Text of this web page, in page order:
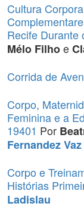
Cultura
Recife Durante
Mélo Filhoe
Corrida de
Corpo,
Feminina e a
19401 Por
Fernandez Vaz
Corpo e
Histórias
Ladislau